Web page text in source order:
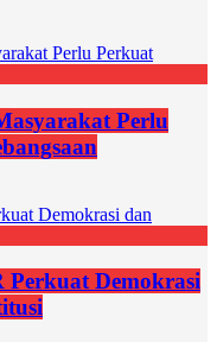
Perlu
Demokrasi